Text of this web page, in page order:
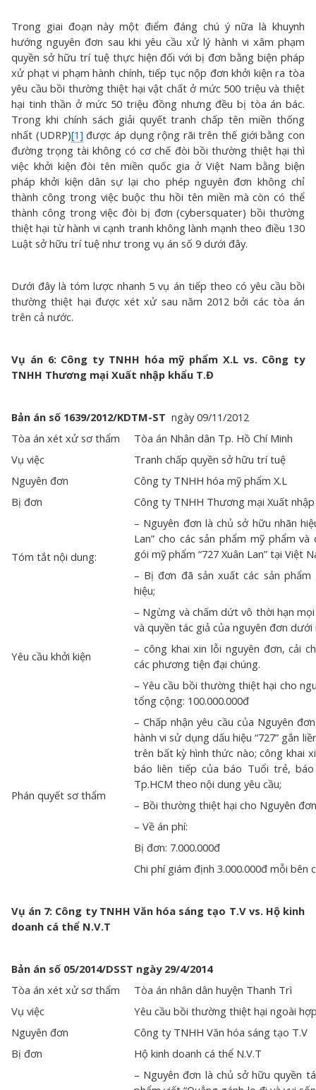
Trong giai đoạn này một điểm đáng chú ý nữa là khuynh
hướng nguyên đơn sau khi yêu cầu xử lý hành vi xâm phạm
quyền sở hữu trí tuệ thực hiện đối với bị đơn bằng biện pháp
xử phạt vi phạm hành chính, tiếp tục nộp đơn khởi kiện ra tòa
yêu cầu bồi thường thiệt hại vật chất ở mức 500 triệu và thiệt
hại tinh thần ở mức 50 triệu đồng nhưng đều bị tòa án bác.
Trong khi chính sách giải quyết tranh chấp tên miền thống
nhất (UDRP)[1] được áp dụng rộng rãi trên thế giới bằng con
đường trọng tài không có cơ chế đòi bồi thường thiệt hại thì
việc khởi kiện đòi tên miền quốc gia ở Việt Nam bằng biện
pháp khởi kiện dân sự lại cho phép nguyên đơn không chỉ
thành công trong việc buộc thu hồi tên miền mà còn có thể
thành công trong việc đòi bị đơn (cybersquater) bồi thường
thiệt hại từ hành vi cạnh tranh không lành mạnh theo điều 130
Luật sở hữu trí tuệ như trong vụ án số 9 dưới đây.
Dưới đây là tóm lược nhanh 5 vụ án tiếp theo có yêu cầu bồi
thường thiệt hại được xét xử sau năm 2012 bởi các tòa án
trên cả nước.
Vụ án 6: Công ty TNHH hóa mỹ phẩm X.L vs. Công ty
TNHH Thương mại Xuất nhập khẩu T.Đ
Bản án số 1639/2012/KDTM-ST ngày 09/11/2012
Tòa án xét xử sơ thẩm
Tòa án Nhân dân Tp. Hồ Chí Minh
Vụ việc
Tranh chấp quyền sở hữu trí tuệ
Nguyên đơn
Công ty TNHH hóa mỹ phẩm X.L
Bị đơn
Công ty TNHH Thương mại Xuất
Tóm tắt nội dung:
– Nguyên đơn là chủ sở hữu nhãn
Lan” cho các sản phẩm mỹ phẩm
gói mỹ phẩm “727 Xuân Lan” tại Việt
– Bị đơn đã sản xuất các sản phẩm
hiệu;
Yêu cầu khởi kiện
– Ngừng và chấm dứt vô thời hạn
và quyền tác giả của nguyên đơn
– công khai xin lỗi nguyên đơn, cải
các phương tiện đại chúng.
– Yêu cầu bồi thường thiệt hại cho
tổng cộng: 100.000.000đ
Phán quyết sơ thẩm
– Chấp nhận yêu cầu của Nguyên
hành vi sử dụng dấu hiệu “727” gắn
trên bất kỳ hình thức nào; công khai
báo liên tiếp của báo Tuổi trẻ,
Tp.HCM theo nội dung yêu cầu;
– Bồi thường thiệt hại cho Nguyên
– Về án phí:
Bị đơn: 7.000.000đ
Chi phí giám định 3.000.000đ mỗi bên
Vụ án 7: Công ty TNHH Văn hóa sáng tạo T.V vs. Hộ kinh
doanh cá thể N.V.T
Bản án số 05/2014/DSST ngày 29/4/2014
Tòa án xét xử sơ thẩm
Tòa án nhân dân huyện Thanh Trì
Vụ việc
Yêu cầu bồi thường thiệt hại ngoài
Nguyên đơn
Công ty TNHH Văn hóa sáng tạo T.V
Bị đơn
Hộ kinh doanh cá thể N.V.T
– Nguyên đơn là chủ sở hữu quyền